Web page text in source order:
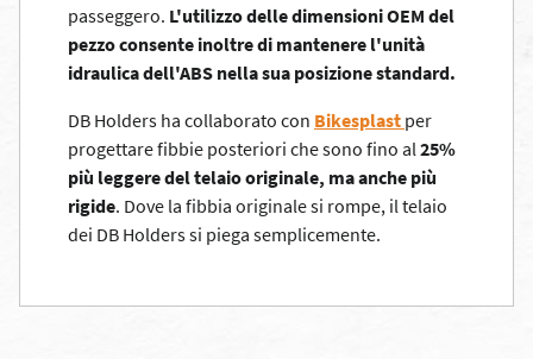
passeggero. L'utilizzo delle dimensioni OEM del
pezzo consente inoltre di mantenere l'unità
idraulica dell'ABS nella sua posizione standard.
DB Holders ha collaborato con Bikesplast per
progettare fibbie posteriori che sono fino al25%
più leggere del telaio originale, ma anche più
rigide. Dove la fibbia originale si rompe, il telaio
dei DB Holders si piega semplicemente.